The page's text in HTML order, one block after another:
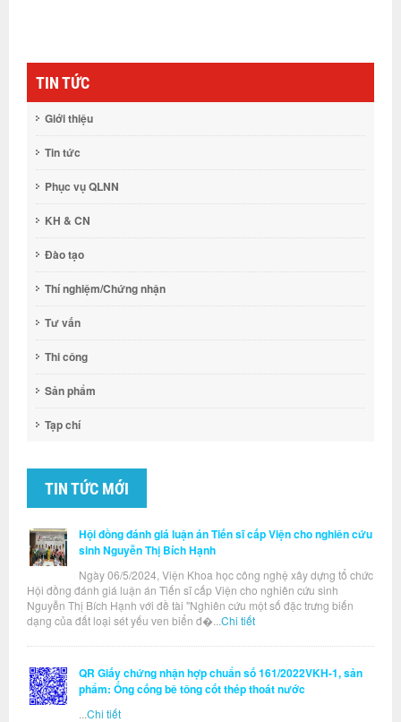
TIN TỨC
Giới thiệu
Tin tức
Phục vụ QLNN
KH & CN
Đào tạo
Thí nghiệm/Chứng nhận
Tư vấn
Thi công
Sản phẩm
Tạp chí
TIN TỨC MỚI
Hội đồng đánh giá luận án Tiến sĩ cấp Viện cho nghiên cứu
sinh Nguyễn Thị Bích Hạnh
Ngày 06/5/2024, Viện Khoa học công nghệ xây dựng tổ chức
Hội đồng đánh giá luận án Tiến sĩ cấp Viện cho nghiên cứu sinh
Nguyễn Thị Bích Hạnh với đề tài "Nghiên cứu một số đặc trưng biến
dạng của đất loại sét yếu ven biển đ�... Chi tiết
QR Giấy chứng nhận hợp chuẩn số 161/2022VKH-1, sản
phẩm: Ống cống bê tông cốt thép thoát nước
Chi tiết